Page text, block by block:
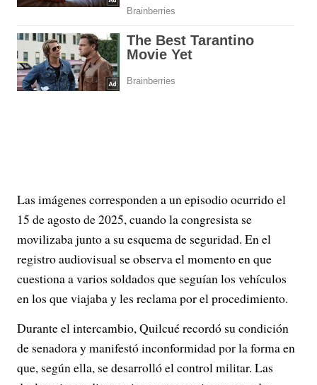
Las imágenes corresponden a un episodio ocurrido el
15 de agosto de 2025, cuando la congresista se
movilizaba junto a su esquema de seguridad. En el
registro audiovisual se observa el momento en que
cuestiona a varios soldados que seguían los vehículos
en los que viajaba y les reclama por el procedimiento.
Durante el intercambio, Quilcué recordó su condición
de senadora y manifestó inconformidad por la forma en
que, según ella, se desarrolló el control militar. Las